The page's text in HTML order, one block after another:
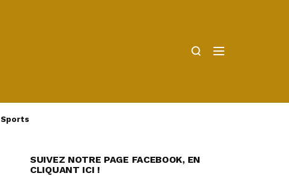
Sports
SUIVEZ NOTRE PAGE FACEBOOK, EN
CLIQUANT ICI !